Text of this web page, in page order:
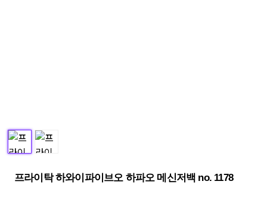
프라이탁 하와이파이브오 하파오 메신저백 no. 1178